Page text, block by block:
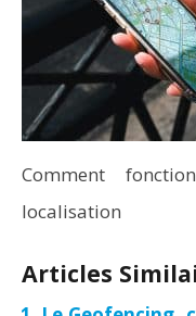
Comment
localisation
Articles